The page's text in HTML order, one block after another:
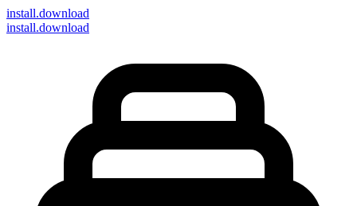
install.download
install.download